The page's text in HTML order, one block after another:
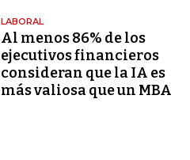
LABORAL
Al menos 86% de los
ejecutivos financieros
consideran que la IA es
más valiosa que un MBA